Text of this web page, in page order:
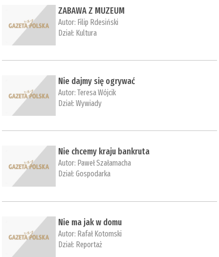
ZABAWA Z MUZEUM
Autor: Filip Rdesiński
Dział: Kultura
Nie dajmy się ogrywać
Autor:Teresa Wójcik
Dział:Wywiady
Nie chcemy kraju bankruta
Autor: Paweł Szałamacha
Dział:Gospodarka
Nie ma jak w domu
Autor: Rafał Kotomski
Dział: Reportaż